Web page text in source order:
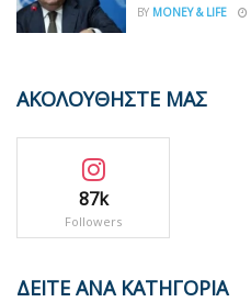
BY MONEY & LIFE
ΑΚΟΛΟΥΘΗΣΤΕ ΜΑΣ
87k
Followers
ΔΕΙΤΕ ΑΝΑ ΚΑΤΗΓΟΡΙΑ